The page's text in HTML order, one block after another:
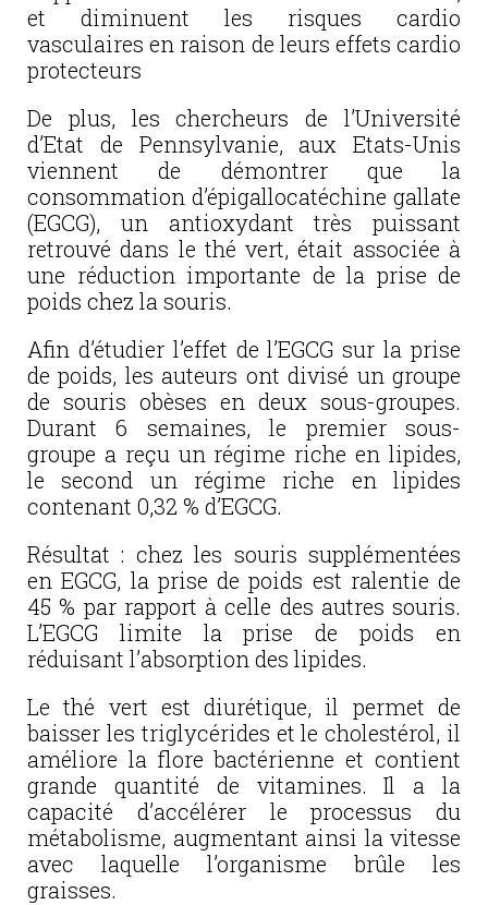
et diminuent les risques cardio
vasculaires en raison de leurs effets cardio
protecteurs
De plus, les chercheurs de l’Université
d’Etat de Pennsylvanie, aux Etats-Unis
viennent de démontrer que la
consommation d’épigallocatéchine gallate
(EGCG), un antioxydant très puissant
retrouvé dans le thé vert, était associée à
une réduction importante de la prise de
poids chez la souris.
Afin d’étudier l’effet de l’EGCG sur la prise
de poids, les auteurs ont divisé un groupe
de souris obèses en deux sous-groupes.
Durant 6 semaines, le premier sous-
groupe a reçu un régime riche en lipides,
le second un régime riche en lipides
contenant 0,32 % d’EGCG.
Résultat : chez les souris supplémentées
en EGCG, la prise de poids est ralentie de
45 % par rapport à celle des autres souris.
L’EGCG limite la prise de poids en
réduisant l’absorption des lipides.
Le thé vert est diurétique, il permet de
baisser les triglycérides et le cholestérol, il
améliore la flore bactérienne et contient
grande quantité de vitamines. Il a la
capacité d’accélérer le processus du
métabolisme, augmentant ainsi la vitesse
avec laquelle l’organisme brûle les
graisses.